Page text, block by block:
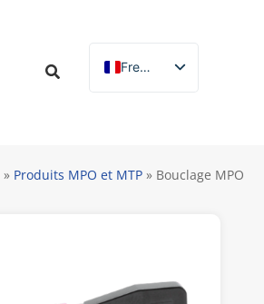
French
English
» Produits MPO et MTP » Bouclage MPO